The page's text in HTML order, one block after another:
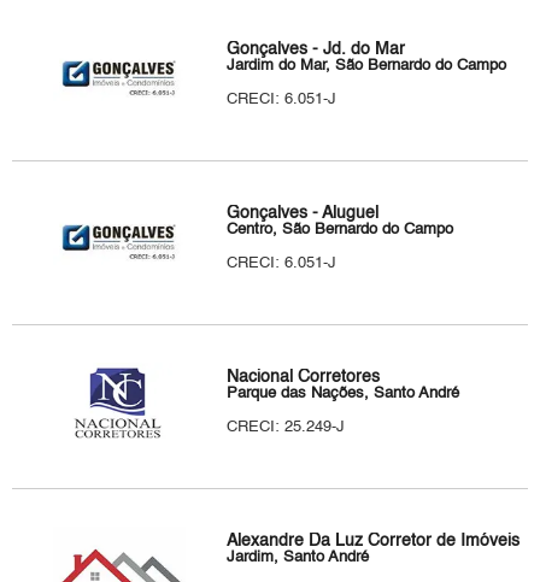
Gonçalves - Jd. do Mar
Jardim do Mar, São Bernardo do Campo
CRECI: 6.051-J
Gonçalves - Aluguel
Centro, São Bernardo do Campo
CRECI: 6.051-J
Nacional Corretores
Parque das Nações, Santo André
CRECI: 25.249-J
Alexandre Da Luz Corretor de Imóveis
Jardim, Santo André